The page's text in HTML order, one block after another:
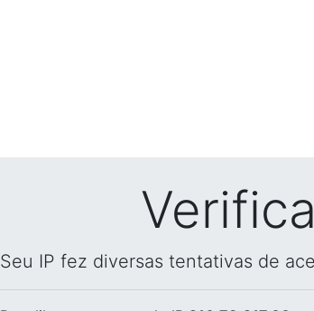
Seu IP fez diversas tentativas de